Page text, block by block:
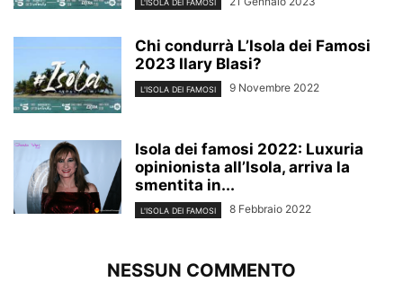
L'ISOLA DEI FAMOSI
Chi condurrà L’Isola dei Famosi
2023 Ilary Blasi?
L'ISOLA DEI FAMOSI 9 Novembre 2022
Isola dei famosi 2022: Luxuria
opinionista all’Isola, arriva la
smentita in...
L'ISOLA DEI FAMOSI 8 Febbraio 2022
NESSUN COMMENTO